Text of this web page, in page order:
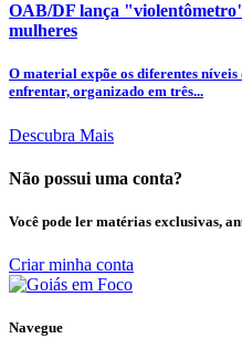
OAB/DF lança "violentômetro"
mulheres
O material expõe os diferentes
enfrentar, organizado em três...
Descubra Mais
Não possui uma conta?
Você pode ler matérias exclusivas,
Criar minha conta
Navegue